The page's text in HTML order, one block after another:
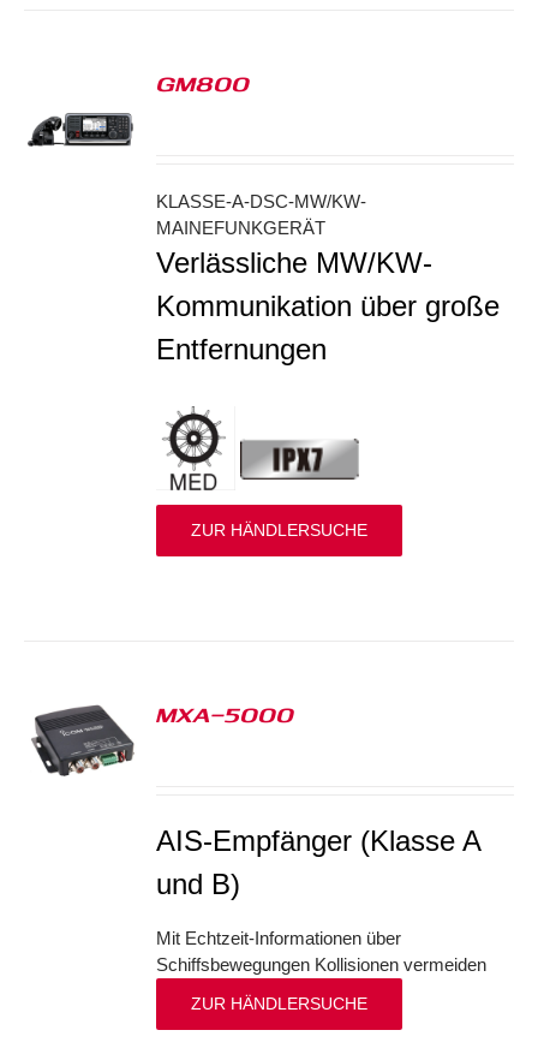
GM800
KLASSE-A-DSC-MW/KW-
MAINEFUNKGERÄT
Verlässliche MW/KW-
Kommunikation über große
Entfernungen
ZUR HÄNDLERSUCHE
MXA-5000
AIS-Empfänger (Klasse A
und B)
Mit Echtzeit-Informationen über
Schiffsbewegungen Kollisionen vermeiden
ZUR HÄNDLERSUCHE